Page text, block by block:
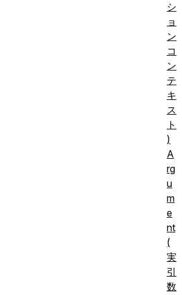
シ
ョ
ン
コ
ン
テ
キ
ス
ト
)
A
rg
u
m
e
nt
(
実
引
数